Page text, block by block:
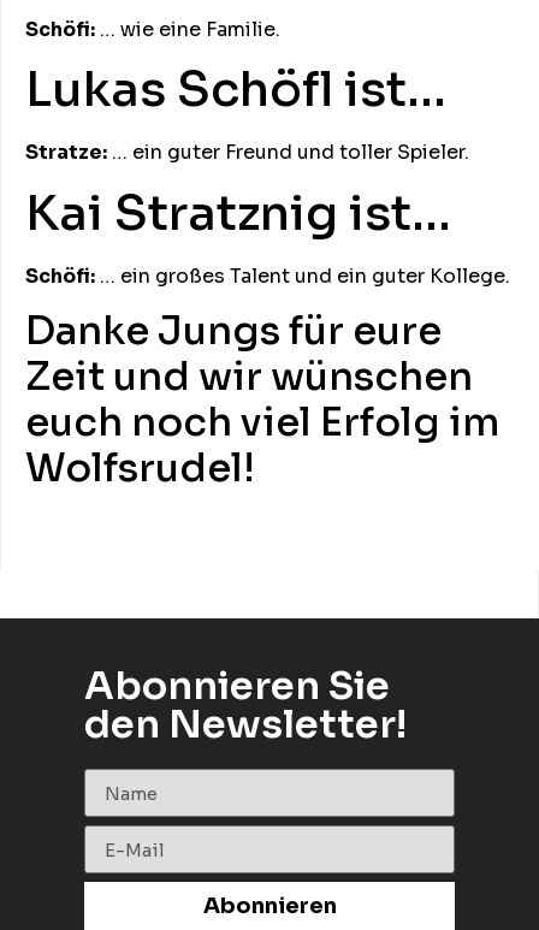
Schöfi: … wie eine Familie.
Lukas Schöfl ist…
Stratze: … ein guter Freund und toller Spieler.
Kai Stratznig ist…
Schöfi: … ein großes Talent und ein guter Kollege.
Danke Jungs für eure
Zeit und wir wünschen
euch noch viel Erfolg im
Wolfsrudel!
Abonnieren Sie
den Newsletter!
Abonnieren